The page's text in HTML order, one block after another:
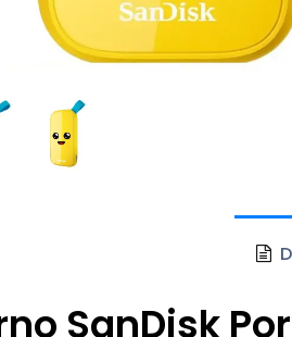
SanDisk